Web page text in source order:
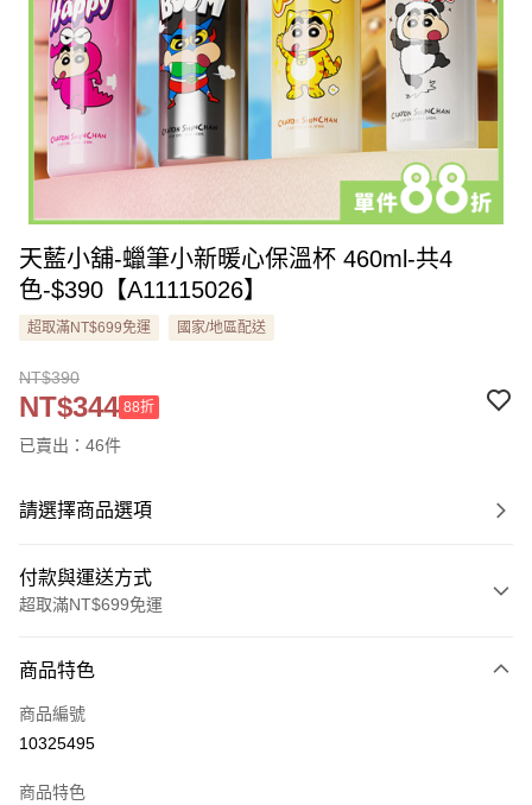
天藍小舖-蠟筆小新暖心保溫杯 460ml-共4
色-$390【A11115026】
超取滿NT$699免運 國家/地區配送
NT$390
NT$344 88折
已賣出：46件
請選擇商品選項
付款與運送方式
超取滿NT$699免運
信用卡一次付款
超商取貨付款
商品特色
商品編號
10325495
商品特色